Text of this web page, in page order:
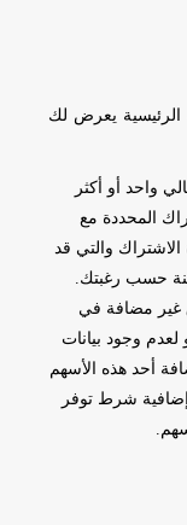
الرئيسية يعرض لك
واحد أو أكثر
المحددة مع
الاشتراك والتي قد
حسب رغبتك.
غير مضافة في
لعدم وجود بيانات
أحد هذه الأسهم
شرط توفر